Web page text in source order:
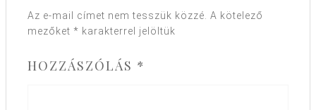
Az e-mail címet nem tesszük közzé. A kötelező
mezőket * karakterrel jelöltük
HOZZÁSZÓLÁS *